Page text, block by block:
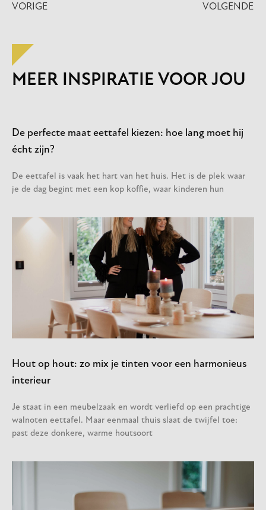
VORIGE VOLGENDE
MEER INSPIRATIE VOOR JOU
De perfecte maat eettafel kiezen: hoe lang moet hij
écht zijn?
De eettafel is vaak het hart van het huis. Het is de plek waar
je de dag begint met een kop koffie, waar kinderen hun
Hout op hout: zo mix je tinten voor een harmonieus
interieur
Je staat in een meubelzaak en wordt verliefd op een prachtige
walnoten eettafel. Maar eenmaal thuis slaat de twijfel toe:
past deze donkere, warme houtsoort